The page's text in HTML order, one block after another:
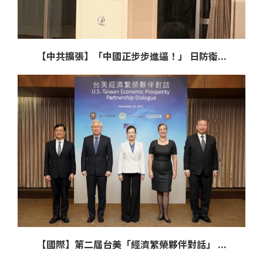
【中共擴張】「中國正步步進逼！」 日防衛...
【國際】第二屆台美「經濟繁榮夥伴對話」 ...